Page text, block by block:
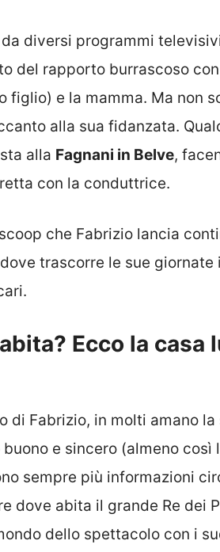
diversi programmi
del rapporto burrascoso
figlio) e la mamma. Ma non
alla sua fidanzata.
alla Fagnani in Belve,
con la conduttrice.
che Fabrizio lancia
trascorre le sue giornate
Ecco la casa
di Fabrizio, in molti amano
e sincero (almeno così
sempre più informazioni
dove abita il grande Re dei
dello spettacolo con i